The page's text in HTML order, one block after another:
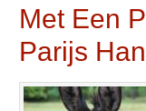
Met Een
Parijs